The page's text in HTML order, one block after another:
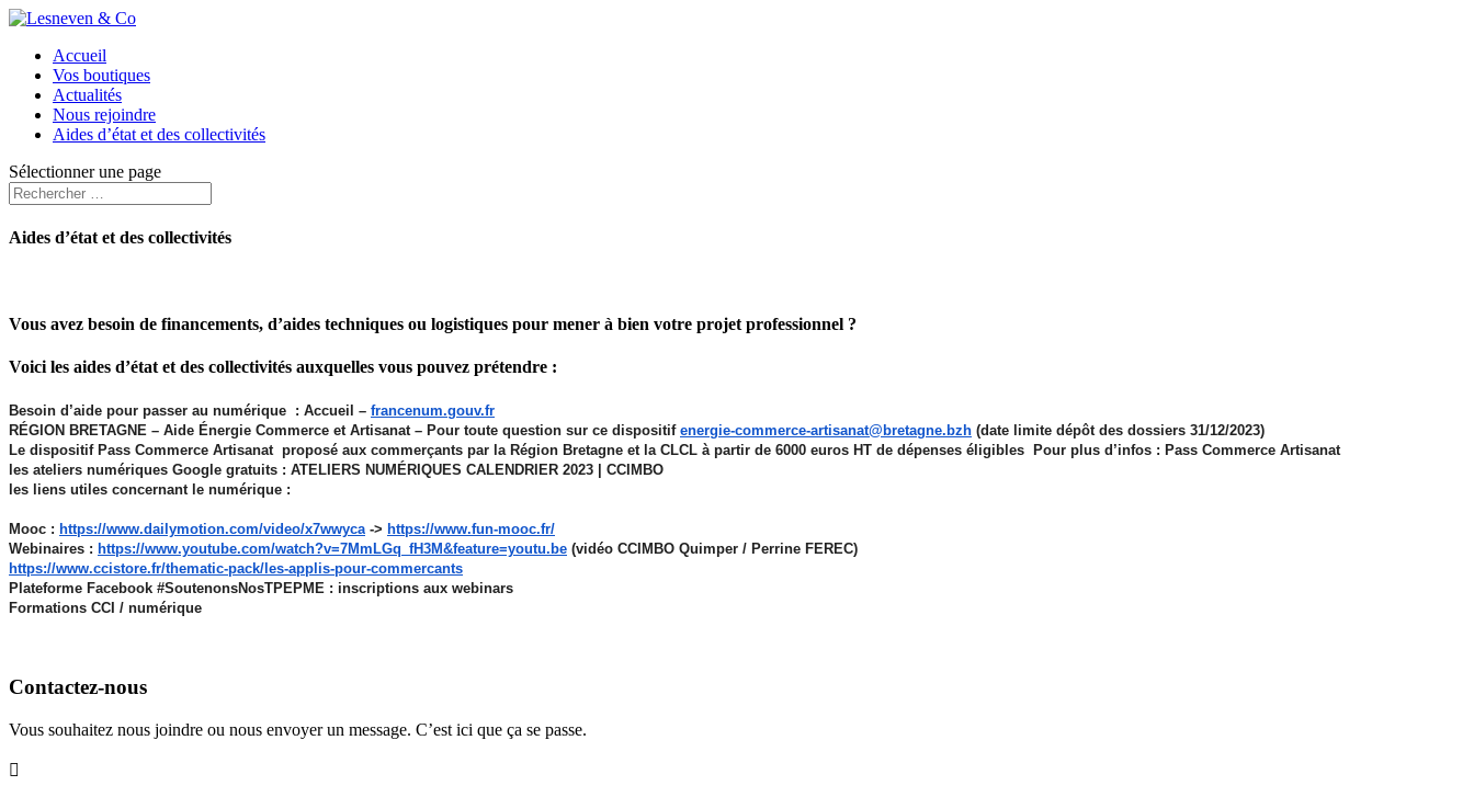
Accueil
Vos boutiques
Actualités
Nous rejoindre
Aides d’état et des collectivités
Sélectionner une page
Aides d’état et des collectivités
Vous avez besoin de financements, d’aides techniques ou logistiques pour mener à bien votre projet professionnel ?
Voici les aides d’état et des collectivités auxquelles vous pouvez prétendre :
Besoin d’aide pour passer au numérique : Accueil – francenum.gouv.fr
RÉGION BRETAGNE – Aide Énergie Commerce et Artisanat – Pour toute question sur ce dispositif energie-commerce-artisanat@ bretagne.bzh (date limite dépôt des dossiers 31/12/2023)
Le dispositif Pass Commerce Artisanat proposé aux commerçants par la Région Bretagne et la CLCL à partir de 6000 euros HT de dépenses éligibles Pour plus d’infos : Pass Commerce Artisanat
les ateliers numériques Google gratuits : ATELIERS NUMÉRIQUES CALENDRIER 2023 | CCIMBO
les liens utiles concernant le numérique :
Mooc : https://www.dailymotion.com/video/x7wwyca -> https://www.fun-mooc.fr/
Webinaires : https://www.youtube.com/watch?v=7MmLGq_fH3M&feature=youtu.be (vidéo CCIMBO Quimper / Perrine FEREC)
https://www.ccistore.fr/thematic-pack/les-applis-pour-commercants
Plateforme Facebook #SoutenonsNosTPEPME : inscriptions aux webinars
Formations CCI / numérique
Contactez-nous
Vous souhaitez nous joindre ou nous envoyer un message. C’est ici que ça se passe.
